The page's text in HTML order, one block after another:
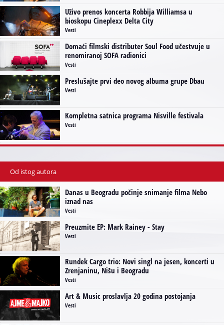
Uživo prenos koncerta Robbija Williamsa u
bioskopu Cineplexx Delta City
Vesti
Domaći filmski distributer Soul Food učestvuje u
renomiranoj SOFA radionici
Vesti
Preslušajte prvi deo novog albuma grupe Dbau
Vesti
Kompletna satnica programa Nisville festivala
Vesti
Od istog autora
Danas u Beogradu počinje snimanje filma Nebo
iznad nas
Vesti
Preuzmite EP: Mark Rainey - Stay
Vesti
Rundek Cargo trio: Novi singl na jesen, koncerti u
Zrenjaninu, Nišu i Beogradu
Vesti
Art & Music proslavlja 20 godina postojanja
Vesti